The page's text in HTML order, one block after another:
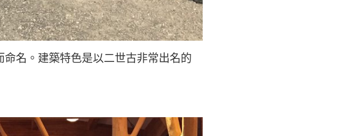
命名。建築特色是以二世古非常出名的